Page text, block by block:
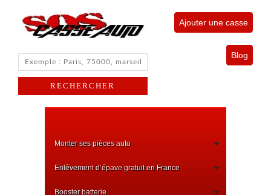
Ajouter une casse
Blog
Monter ses pièces auto
Enlèvement d’épave gratuit en France
Booster batterie